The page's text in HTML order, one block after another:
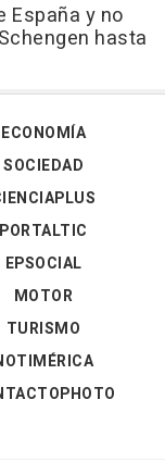
España y no
hasta
ECONOMÍA
SOCIEDAD
PORTALTIC
EPSOCIAL
MOTOR
TURISMO